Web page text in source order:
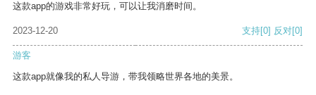
这款app的游戏非常好玩，可以让我消磨时间。
2023-12-20 支持[0] 反对[0]
游客
这款app就像我的私人导游，带我领略世界各地的美景。